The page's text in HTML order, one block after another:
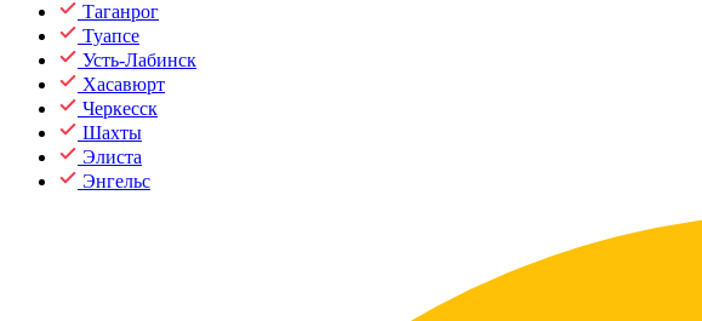
Таганрог
Туапсе
Усть-Лабинск
Хасавюрт
Черкесск
Шахты
Элиста
Энгельс